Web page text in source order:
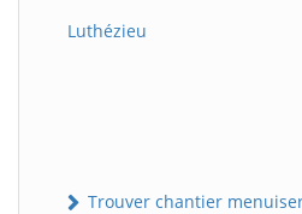
Luthézieu
Trouver chantier